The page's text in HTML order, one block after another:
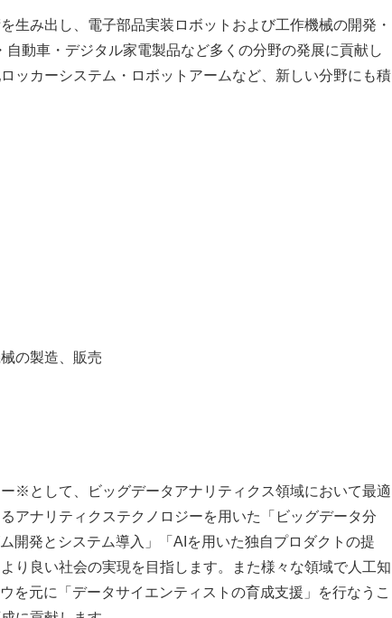
生み出し、電子部品実装ロボットおよび工作機械の開発・
動車・デジタル家電製品など多くの分野の発展に貢献し
ッカーシステム・ロボットアームなど、新しい分野にも積
の製造、販売
※として、ビッグデータアナリティクス領域において最適
アナリティクステクノロジーを用いた「ビッグデータ分
開発とシステム導入」「AIを用いた独自プロダクトの提
り良い社会の実現を目指します。また様々な領域で人工知
を元に「データサイエンティストの育成支援」を行なうこ